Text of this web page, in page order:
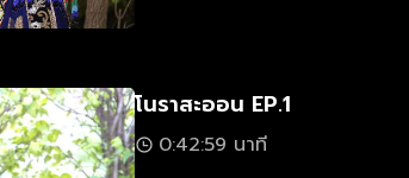
โนราสะออน EP.1
0:42:59 นาที